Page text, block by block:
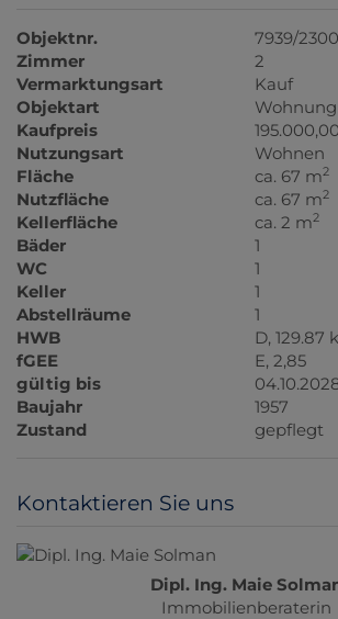
Objektnr.
7939/
Zimmer
2
Vermarktungsart
Kauf
Objektart
Wohnung
Kaufpreis
Nutzungsart
Wohnen
Fläche
ca. 67 m2
Nutzfläche ca. 67 m2
Kellerfläche ca. 2 m2
Bäder
1
WC
1
Keller
1
Abstellräume
1
HWB
D, 129.87
fGEE
E, 2,85
gültig bis
Baujahr
1957
Zustand
gepflegt
Kontaktieren Sie uns
Dipl. Ing. Maie
Immobilienberaterin